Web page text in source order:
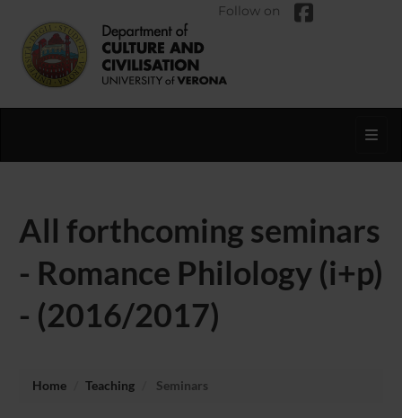
Follow on
All forthcoming seminars
- Romance Philology (i+p)
- (2016/2017)
Home Teaching Seminars